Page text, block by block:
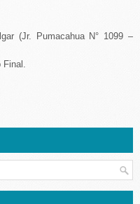
(Jr. Pumacahua N° 1099 –
Final.